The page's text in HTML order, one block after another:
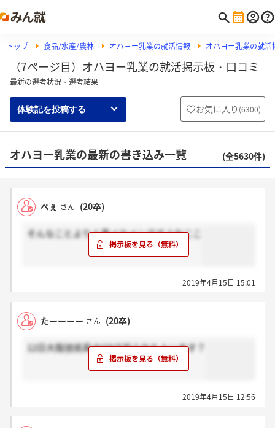
トップ 食品/水産/農林 オハヨー乳業の就活情報 オハヨー乳業の就活
（7ページ目）オハヨー乳業の就活掲示板・口コミ
最新の選考状況・選考結果
体験記を投稿する お気に入り (6300)
オハヨー乳業の最新の書き込み一覧 (全5630件)
ぺぇ さん (20卒)
そんなことより人事イケメンですよねここ
2019年4月15日 15:01
たーーーー さん (20卒)
12日大阪技術系のGDで祈られた人います？
2019年4月15日 12:56